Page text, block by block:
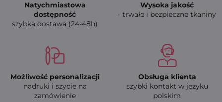
Natychmiastowa
dostępność
szybka dostawa (24-48h)
Wysoka jakość
- trwałe i bezpieczne tkaniny
Możliwość personalizacji
nadruki i szycie na
zamówienie
Obsługa klienta
szybki kontakt w języku
polskim